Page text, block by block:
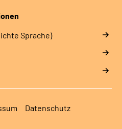
Sprache)
Datenschutz